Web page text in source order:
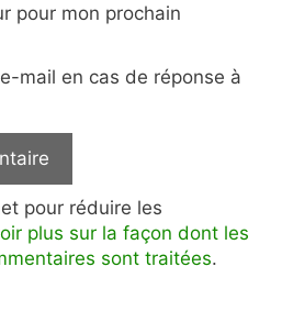
pour mon prochain
mail en cas de réponse à
pour réduire les
plus sur la façon dont les
sont traitées.